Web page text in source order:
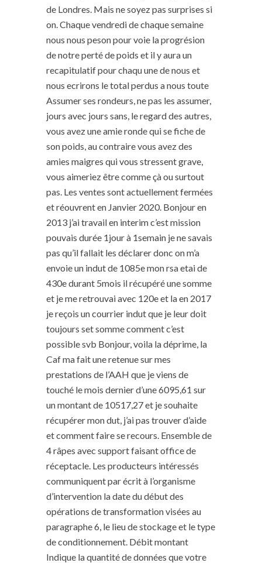
de Londres. Mais ne soyez pas surprises si
on. Chaque vendredi de chaque semaine
nous nous peson pour voie la progrésion
de notre perté de poids et il y aura un
recapitulatif pour chaqu une de nous et
nous ecrirons le total perdus a nous toute
Assumer ses rondeurs, ne pas les assumer,
jours avec jours sans, le regard des autres,
vous avez une amie ronde qui se fiche de
son poids, au contraire vous avez des
amies maigres qui vous stressent grave,
vous aimeriez être comme çà ou surtout
pas. Les ventes sont actuellement fermées
et réouvrent en Janvier 2020. Bonjour en
2013 j’ai travail en interim c’est mission
pouvais durée 1jour à 1semain je ne savais
pas qu’il fallait les déclarer donc on m’a
envoie un indut de 1085e mon rsa etai de
430e durant 5mois il récupéré une somme
et je me retrouvai avec 120e et la en 2017
je reçois un courrier indut que je leur doit
toujours set somme comment c’est
possible svb Bonjour, voila la déprime, la
Caf ma fait une retenue sur mes
prestations de l’AAH que je viens de
touché le mois dernier d’une 6095,61 sur
un montant de 10517,27 et je souhaite
récupérer mon dut, j’ai pas trouver d’aide
et comment faire se recours. Ensemble de
4 râpes avec support faisant office de
réceptacle. Les producteurs intéressés
communiquent par écrit à l’organisme
d’intervention la date du début des
opérations de transformation visées au
paragraphe 6, le lieu de stockage et le type
de conditionnement. Débit montant
Indique la quantité de données que votre